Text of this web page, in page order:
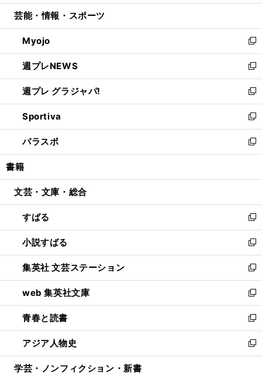
開
ウ
開
く
ン
ウ
で
開
く
ウ
ン
ド
ウ
で
開
く
し
ウ
ィ
ン
ド
ウ
で
開
く
芸能・情報・スポーツ
Myojo
新
し
い
ウ
ィ
ン
ド
ウ
で
開
週プレNEWS
新
し
い
ウ
ィ
ン
ド
ウ
開
週プレ グラジャパ!
新
し
い
ウ
ィ
ン
ウ
開
く
Sportiva
新
し
い
ウ
ン
ウ
で
開
く
パラスポ
新
し
ウ
ン
ド
ウ
で
開
く
書籍
文芸・文庫・総合
すばる
新
し
い
ウ
ィ
ン
ド
ウ
で
開
く
小説すばる
新
し
い
ウ
ィ
ン
ド
ウ
で
開
集英社 文芸ステーション
新
し
い
ウ
ィ
ン
ド
ウ
web 集英社文庫
新
し
い
ウ
ィ
ン
青春と読書
新
し
い
ウ
アジア人物史
新
し
学芸・ノンフィクション・新書